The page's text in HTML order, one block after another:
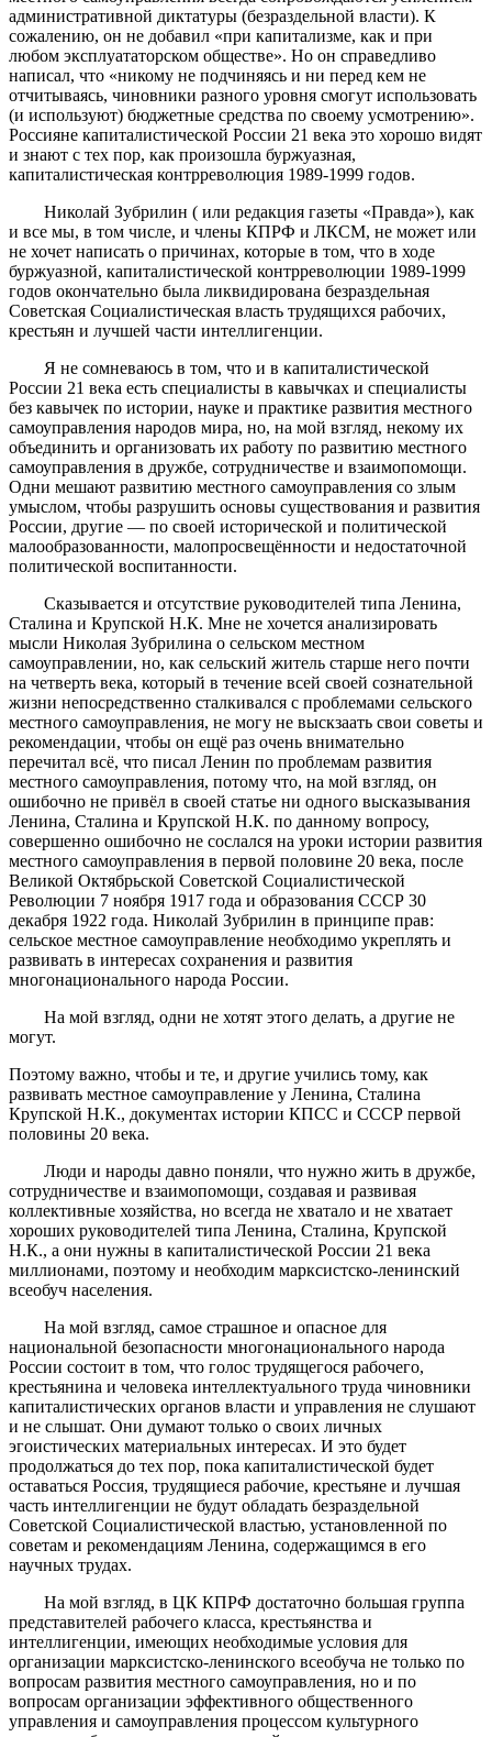
административной диктатуры (безраздельной власти). К
сожалению, он не добавил «при капитализме, как и при
любом эксплуататорском обществе». Но он справедливо
написал, что «никому не подчиняясь и ни перед кем не
отчитываясь, чиновники разного уровня смогут использовать
(и используют) бюджетные средства по своему усмотрению».
Россияне капиталистической России 21 века это хорошо видят
и знают с тех пор, как произошла буржуазная,
капиталистическая контрреволюция 1989-1999 годов.
Николай Зубрилин ( или редакция газеты «Правда»), как
и все мы, в том числе, и члены КПРФ и ЛКСМ, не может или
не хочет написать о причинах, которые в том, что в ходе
буржуазной, капиталистической контрреволюции 1989-1999
годов окончательно была ликвидирована безраздельная
Советская Социалистическая власть трудящихся рабочих,
крестьян и лучшей части интеллигенции.
Я не сомневаюсь в том, что и в капиталистической
России 21 века есть специалисты в кавычках и специалисты
без кавычек по истории, науке и практике развития местного
самоуправления народов мира, но, на мой взгляд, некому их
объединить и организовать их работу по развитию местного
самоуправления в дружбе, сотрудничестве и взаимопомощи.
Одни мешают развитию местного самоуправления со злым
умыслом, чтобы разрушить основы существования и развития
России, другие — по своей исторической и политической
малообразованности, малопросвещённости и недостаточной
политической воспитанности.
Сказывается и отсутствие руководителей типа Ленина,
Сталина и Крупской Н.К. Мне не хочется анализировать
мысли Николая Зубрилина о сельском местном
самоуправлении, но, как сельский житель старше него почти
на четверть века, который в течение всей своей сознательной
жизни непосредственно сталкивался с проблемами сельского
местного самоуправления, не могу не выскзаать свои советы и
рекомендации, чтобы он ещё раз очень внимательно
перечитал всё, что писал Ленин по проблемам развития
местного самоуправления, потому что, на мой взгляд, он
ошибочно не привёл в своей статье ни одного высказывания
Ленина, Сталина и Крупской Н.К. по данному вопросу,
совершенно ошибочно не сослался на уроки истории развития
местного самоуправления в первой половине 20 века, после
Великой Октябрьской Советской Социалистической
Революции 7 ноября 1917 года и образования СССР 30
декабря 1922 года. Николай Зубрилин в принципе прав:
сельское местное самоуправление необходимо укреплять и
развивать в интересах сохранения и развития
многонационального народа России.
На мой взгляд, одни не хотят этого делать, а другие не
могут.
Поэтому важно, чтобы и те, и другие учились тому, как
развивать местное самоуправление у Ленина, Сталина
Крупской Н.К., документах истории КПСС и СССР первой
половины 20 века.
Люди и народы давно поняли, что нужно жить в дружбе,
сотрудничестве и взаимопомощи, создавая и развивая
коллективные хозяйства, но всегда не хватало и не хватает
хороших руководителей типа Ленина, Сталина, Крупской
Н.К., а они нужны в капиталистической России 21 века
миллионами, поэтому и необходим марксистско-ленинский
всеобуч населения.
На мой взгляд, самое страшное и опасное для
национальной безопасности многонационального народа
России состоит в том, что голос трудящегося рабочего,
крестьянина и человека интеллектуального труда чиновники
капиталистических органов власти и управления не слушают
и не слышат. Они думают только о своих личных
эгоистических материальных интересах. И это будет
продолжаться до тех пор, пока капиталистической будет
оставаться Россия, трудящиеся рабочие, крестьяне и лучшая
часть интеллигенции не будут обладать безраздельной
Советской Социалистической властью, установленной по
советам и рекомендациям Ленина, содержащимся в его
научных трудах.
На мой взгляд, в ЦК КПРФ достаточно большая группа
представителей рабочего класса, крестьянства и
интеллигенции, имеющих необходимые условия для
организации марксистско-ленинского всеобуча не только по
вопросам развития местного самоуправления, но и по
вопросам организации эффективного общественного
управления и самоуправления процессом культурного